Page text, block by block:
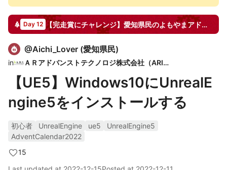
Day 12 【完走賞にチャレンジ】愛知県民のよもやまアドベントカレンダ
@Aichi_Lover (愛知県民)
in ＡＲアドバンストテクノロジ株式会社（ARI）
【UE5】Windows10にUnrealE
ngine5をインストールする
初心者 UnrealEngine ue5
UnrealEngine5
AdventCalendar2022
15